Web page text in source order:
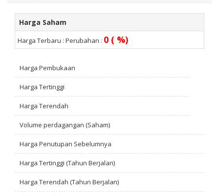
Harga Saham
Harga Terbaru : Perubahan : 0 ( %)
Harga Pembukaan
Harga Tertinggi
Harga Terendah
Volume perdagangan (Saham)
Harga Penutupan Sebelumnya
Harga Tertinggi (Tahun Berjalan)
Harga Terendah (Tahun Berjalan)